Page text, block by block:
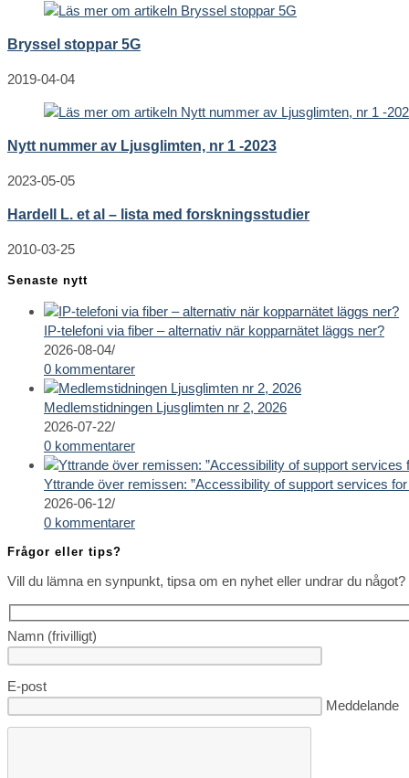
Bryssel stoppar 5G
2019-04-04
Nytt nummer av Ljusglimten, nr 1 -2023
2023-05-05
Hardell L. et al – lista med forskningsstudier
2010-03-25
Senaste nytt
IP-telefoni via fiber – alternativ när kopparnätet läggs ner?
2026-08-04/
0 kommentarer
Medlemstidningen Ljusglimten nr 2, 2026
2026-07-22/
0 kommentarer
Yttrande över remissen: ”Accessibility of support services
2026-06-12/
0 kommentarer
Frågor eller tips?
Vill du lämna en synpunkt, tipsa om en nyhet eller undrar du
Namn (frivilligt)
E-post
Lämna detta
Meddelande